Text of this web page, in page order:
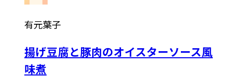
有元葉子
揚げ豆腐と豚肉のオイスターソース風
味煮